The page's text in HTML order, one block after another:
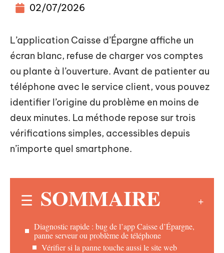
02/07/2026
L’application Caisse d’Épargne affiche un
écran blanc, refuse de charger vos comptes
ou plante à l’ouverture. Avant de patienter au
téléphone avec le service client, vous pouvez
identifier l’origine du problème en moins de
deux minutes. La méthode repose sur trois
vérifications simples, accessibles depuis
n’importe quel smartphone.
SOMMAIRE
Diagnostic rapide : bug de l’app Caisse d’Épargne,
panne serveur ou problème de téléphone
Vérifier si la panne touche aussi le site web